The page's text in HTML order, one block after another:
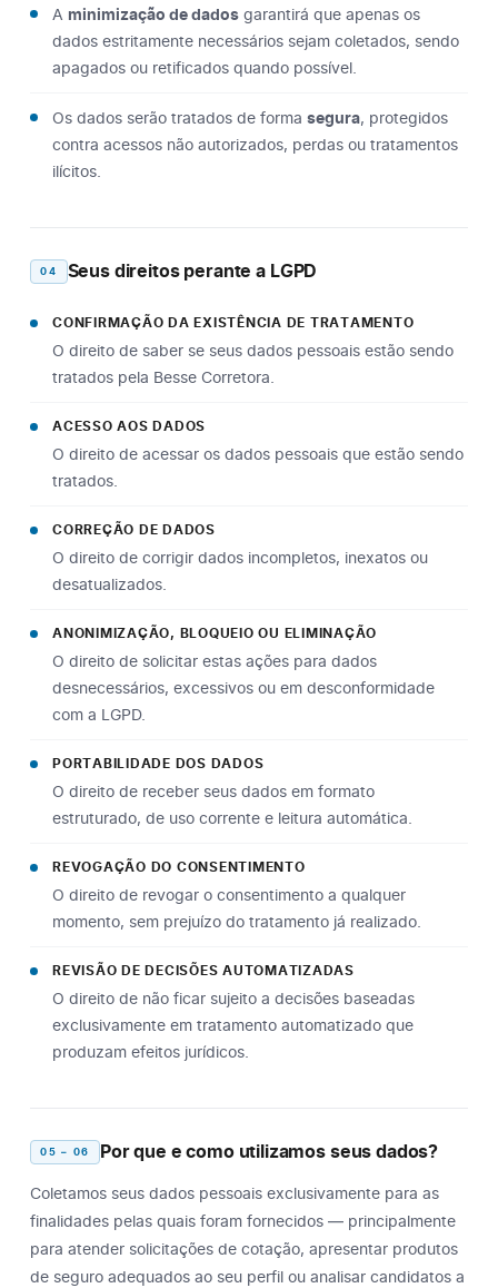
A minimização de dados garantirá que apenas os
dados estritamente necessários sejam coletados, sendo
apagados ou retificados quando possível.
Os dados serão tratados de formasegura, protegidos
contra acessos não autorizados, perdas ou tratamentos
ilícitos.
04 Seus direitos perante a LGPD
CONFIRMAÇÃO DA EXISTÊNCIA DE TRATAMENTO
O direito de saber se seus dados pessoais estão sendo
tratados pela Besse Corretora.
ACESSO AOS DADOS
O direito de acessar os dados pessoais que estão sendo
tratados.
CORREÇÃO DE DADOS
O direito de corrigir dados incompletos, inexatos ou
desatualizados.
ANONIMIZAÇÃO, BLOQUEIO OU ELIMINAÇÃO
O direito de solicitar estas ações para dados
desnecessários, excessivos ou em desconformidade
com a LGPD.
PORTABILIDADE DOS DADOS
O direito de receber seus dados em formato
estruturado, de uso corrente e leitura automática.
REVOGAÇÃO DO CONSENTIMENTO
O direito de revogar o consentimento a qualquer
momento, sem prejuízo do tratamento já realizado.
REVISÃO DE DECISÕES AUTOMATIZADAS
O direito de não ficar sujeito a decisões baseadas
exclusivamente em tratamento automatizado que
produzam efeitos jurídicos.
05 – 06 Por que e como utilizamos seus dados?
Coletamos seus dados pessoais exclusivamente para as
finalidades pelas quais foram fornecidos — principalmente
para atender solicitações de cotação, apresentar produtos
de seguro adequados ao seu perfil ou analisar candidatos a